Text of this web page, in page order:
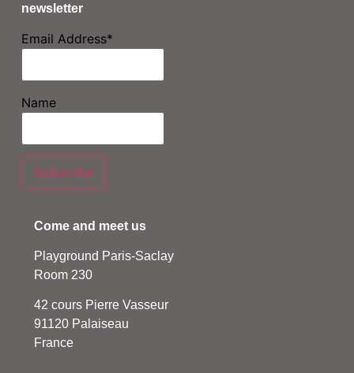
newsletter
Email Address*
Name
Come and meet us
Playground Paris-Saclay
Room 230
42 cours Pierre Vasseur
91120 Palaiseau
France